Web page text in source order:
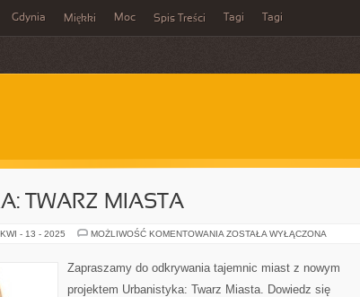
Gdynia Miękki Moc Spis Treści Tagi Tagi
TWARZ MIASTA
KWI - 13 - 2025 MOŻLIWOŚĆ KOMENTOWANIA URBANISTYKA:
ZOSTAŁA WYŁĄCZONA
Zapraszamy do odkrywania tajemnic miast z nowym
projektem Urbanistyka: Twarz Miasta. Dowiedz się